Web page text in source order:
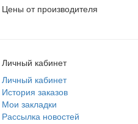
Цены от производителя
Личный кабинет
Личный кабинет
История заказов
Мои закладки
Рассылка новостей